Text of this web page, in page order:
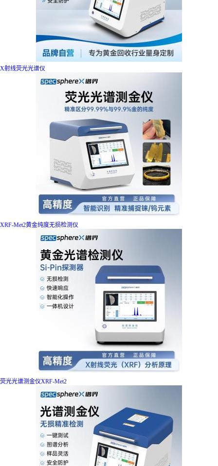
X射线荧光光谱仪
XRF-Met2黄金纯度无损检测仪
荧光光谱测金仪XRF-Met2